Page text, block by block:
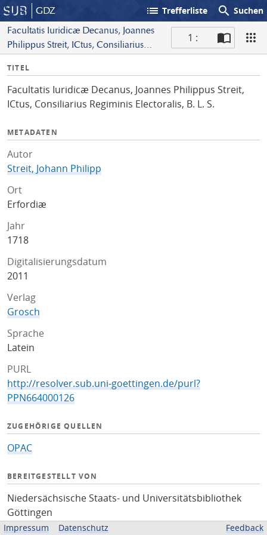
GDZ list Trefferliste search Suchen
Facultatis Iuridicæ Decanus, Joannes
Philippus Streit, ICtus, Consiliarius
1 :
I
f
o
TITEL
Facultatis Iuridicæ Decanus, Joannes Philippus Streit,
ICtus, Consiliarius Regiminis Electoralis, B. L. S.
METADATEN
Autor
Streit, Johann Philipp
Ort
Erfordiæ
Jahr
1718
Digitalisierungsdatum
2011
Verlag
Grosch
Sprache
Latein
PURL
http://resolver.sub.uni-goettingen.de/purl?
PPN664000126
ZUGEHÖRIGE QUELLEN
OPAC
BEREITGESTELLT VON
Niedersächsische Staats- und Universitätsbibliothek
Göttingen
Impressum Datenschutz Feedback